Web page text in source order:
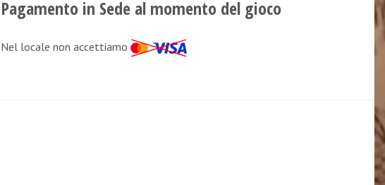
Pagamento in Sede al momento del gioco
Nel locale non accettiamo